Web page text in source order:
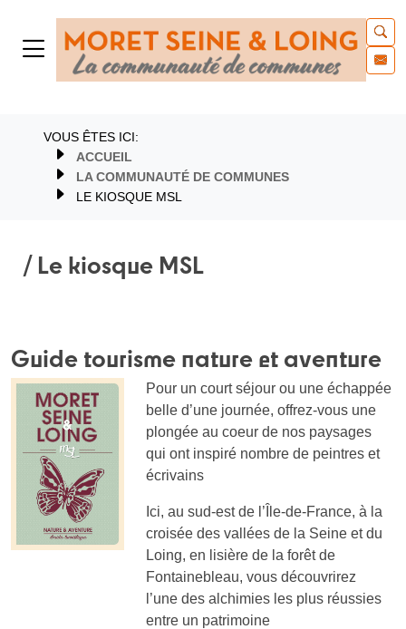
VOUS ÊTES ICI:
ACCUEIL
LA COMMUNAUTÉ DE COMMUNES
LE KIOSQUE MSL
/ Le kiosque MSL
Guide tourisme nature et aventure
Pour un court séjour ou une échappée
belle d’une journée, offrez-vous une
plongée au coeur de nos paysages
qui ont inspiré nombre de peintres et
écrivains
Ici, au sud-est de l’Île-de-France, à la
croisée des vallées de la Seine et du
Loing, en lisière de la forêt de
Fontainebleau, vous découvrirez
l’une des alchimies les plus réussies
entre un patrimoine